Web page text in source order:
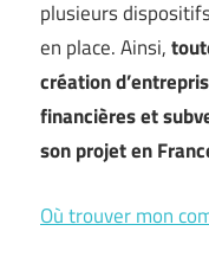
plusieurs
en place. Ainsi,
création
financières et
son projet en
Où trouver mon